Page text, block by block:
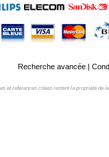
Recherche avancée|
et références citées restent la propriété de